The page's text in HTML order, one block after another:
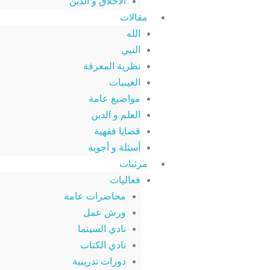
مقالات
الله
النبي
نظرية المعرفة
الغيبيات
مواضيع عامة
العلم و الدين
قضايا فقهية
أسئلة و أجوبة
مرئيات
فعاليات
محاضرات عامة
ورش عمل
نادي السينما
نادي الكتاب
دورات تدريبية